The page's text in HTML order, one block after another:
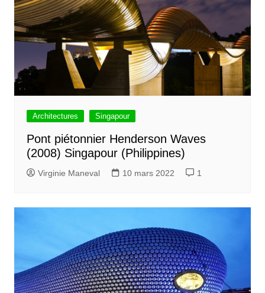
Architectures Singapour
Pont piétonnier Henderson Waves
(2008) Singapour (Philippines)
Virginie Maneval 10 mars 2022 1